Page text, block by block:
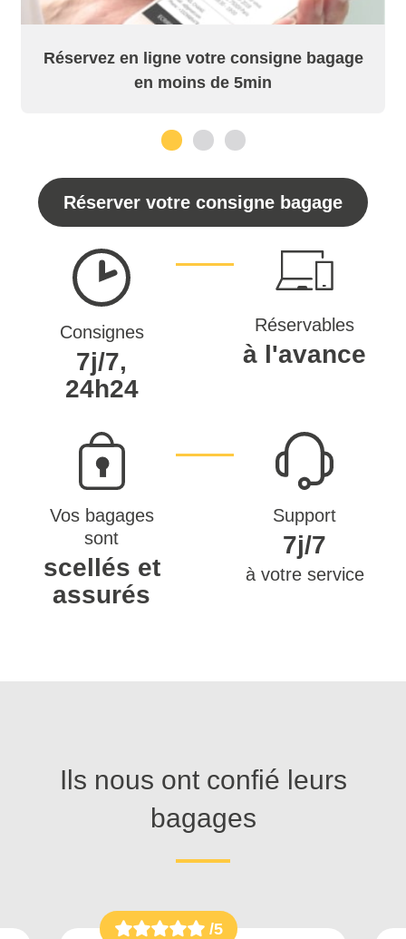
Réservez en ligne votre consigne bagage
en moins de 5min
Réserver votre consigne bagage
Consignes
7j/7,
24h24
Réservables
à l'avance
Vos bagages
sont
scellés et
assurés
Support
7j/7
à votre service
Ils nous ont confié leurs
bagages
/5